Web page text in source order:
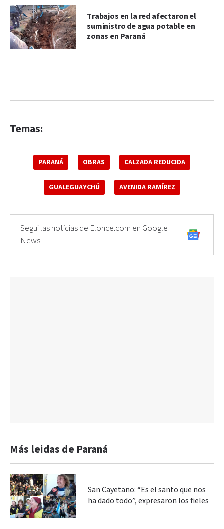
Trabajos en la red afectaron el
suministro de agua potable en
zonas en Paraná
Temas:
PARANÁ OBRAS CALZADA REDUCIDA
GUALEGUAYCHÚ AVENIDA RAMÍREZ
Seguí las noticias de Elonce.com en Google
News
Más leidas de Paraná
San Cayetano: “Es el santo que nos
ha dado todo”, expresaron los fieles